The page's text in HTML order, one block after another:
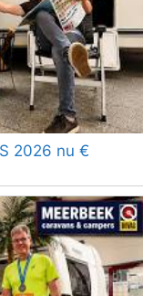
2026 nu €